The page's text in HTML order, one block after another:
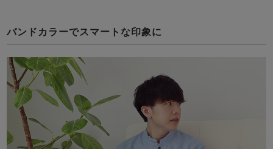
バンドカラーでスマートな印象に